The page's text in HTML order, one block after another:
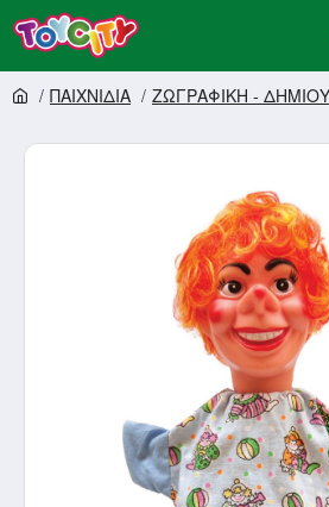
ΠΑΙΧΝΙΔΙΑ ΖΩΓΡΑΦΙΚΗ -